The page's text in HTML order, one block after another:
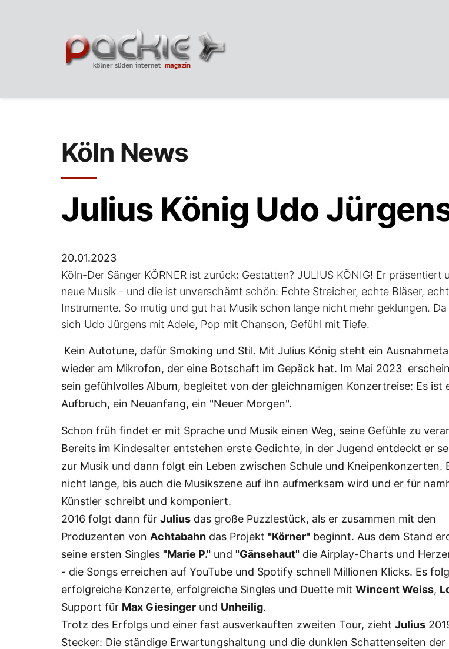
Köln News
Julius König Udo
20.01.2023
Köln-Der Sänger KÖRNER ist zurück: Gestatten? JULIUS KÖNIG! Er präsentiert
neue Musik - und die ist unverschämt schön: Echte Streicher, echte Bläser,
Instrumente. So mutig und gut hat Musik schon lange nicht mehr geklungen.
sich Udo Jürgens mit Adele, Pop mit Chanson, Gefühl mit Tiefe.
Kein Autotune, dafür Smoking und Stil. Mit Julius König steht ein
wieder am Mikrofon, der eine Botschaft im Gepäck hat. Im Mai 2023
sein gefühlvolles Album, begleitet von der gleichnamigen Konzertreise: Es ist
Aufbruch, ein Neuanfang, ein "Neuer Morgen".
Schon früh findet er mit Sprache und Musik einen Weg, seine Gefühle zu
Bereits im Kindesalter entstehen erste Gedichte, in der Jugend entdeckt er
zur Musik und dann folgt ein Leben zwischen Schule und Kneipenkonzerten.
nicht lange, bis auch die Musikszene auf ihn aufmerksam wird und er für
Künstler schreibt und komponiert.
2016 folgt dann für Julius das große Puzzlestück, als er zusammen mit den
Produzenten von Achtabahn das Projekt "Körner" beginnt. Aus dem Stand
seine ersten Singles "Marie P." und "Gänsehaut" die Airplay-Charts und
- die Songs erreichen auf YouTube und Spotify schnell Millionen Klicks. Es
erfolgreiche Konzerte, erfolgreiche Singles und Duette mit Wincent Weiss,
Support für Max Giesinger und Unheilig.
Trotz des Erfolgs und einer fast ausverkauften zweiten Tour, zieht Julius
Stecker: Die ständige Erwartungshaltung und die dunklen Schattenseiten der